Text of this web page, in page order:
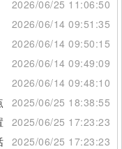
2026/06/25 11:06:50
2026/06/14 09:51:35
2026/06/14 09:50:15
2026/06/14 09:49:09
2026/06/14 09:48:10
2025/06/25 18:38:55
2025/06/25 17:23:23
2025/06/25 17:23:23